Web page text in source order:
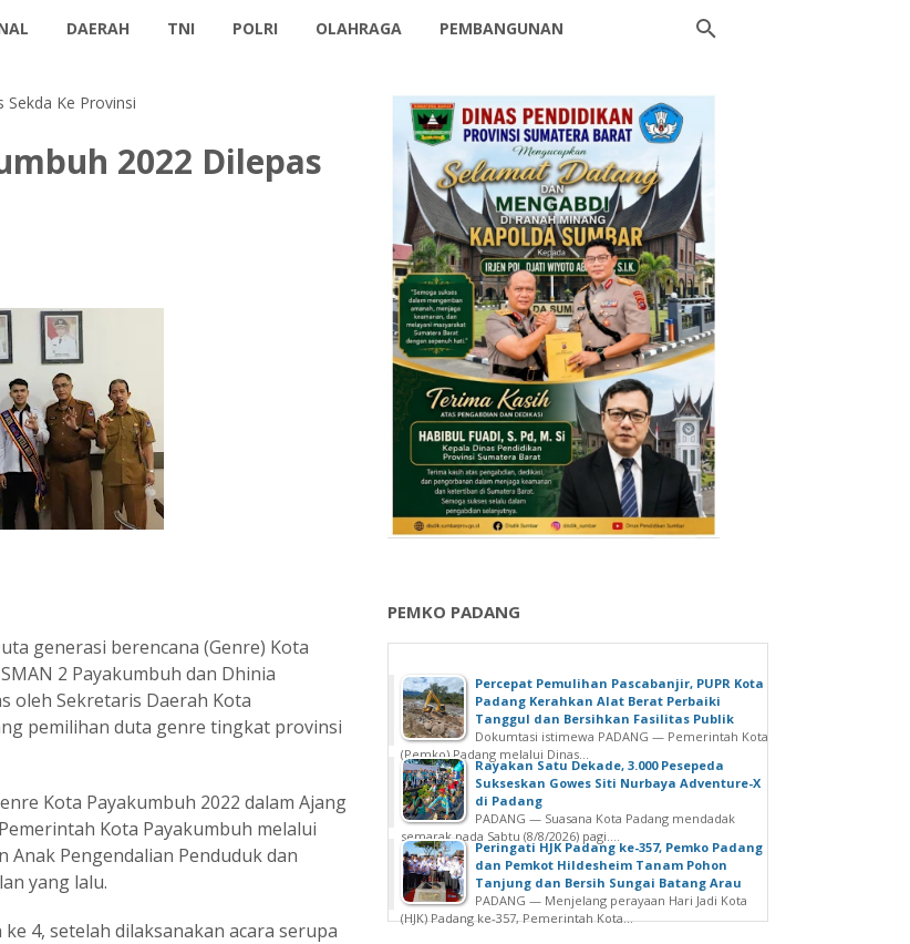
DAERAH TNI POLRI OLAHRAGA PEMBANGUNAN
Ke Provinsi
2022 Dilepas
generasi berencana (Genre) Kota
2 Payakumbuh dan Dhinia
oleh Sekretaris Daerah Kota
pemilihan duta genre tingkat provinsi
Kota Payakumbuh 2022 dalam Ajang
Kota Payakumbuh melalui
Anak Pengendalian Penduduk dan
yang lalu.
4, setelah dilaksanakan acara serupa
PEMKO PADANG
Percepat Pemulihan Pascabanjir, PUPR Kota
Padang Kerahkan Alat Berat Perbaiki
Tanggul dan Bersihkan Fasilitas Publik
Dokumtasi istimewa PADANG — Pemerintah Kota
(Pemko) Padang melalui Dinas...
Rayakan Satu Dekade, 3.000 Pesepeda
Sukseskan Gowes Siti Nurbaya Adventure-X
di Padang
PADANG — Suasana Kota Padang mendadak
semarak pada Sabtu (8/8/2026) pagi....
Peringati HJK Padang ke-357, Pemko Padang
dan Pemkot Hildesheim Tanam Pohon
Tanjung dan Bersih Sungai Batang Arau
PADANG — Menjelang perayaan Hari Jadi Kota
(HJK) Padang ke-357, Pemerintah Kota...